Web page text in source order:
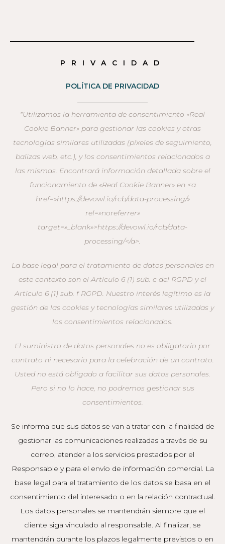
PRIVACIDAD
POLÍTICA DE PRIVACIDAD
*Utilizamos la herramienta de consentimiento «Real
Cookie Banner» para gestionar las cookies y otras
tecnologías similares utilizadas (píxeles de seguimiento,
balizas web, etc.), y los consentimientos relacionados a
las mismas. Encontrará información detallada sobre el
funcionamiento de «Real Cookie Banner» en <a
href=»https://devowl.io/rcb/data-processing/»
rel=»noreferrer»
target=»_blank»>https://devowl.io/rcb/data-
processing/</a>.
La base legal para el tratamiento de datos personales en
este contexto son el Artículo 6 (1) sub. c del RGPD y el
Artículo 6 (1) sub. f RGPD. Nuestro interés legítimo es la
gestión de las cookies y tecnologías similares utilizadas y
los consentimientos relacionados.
El suministro de datos personales no es obligatorio por
contrato ni necesario para la celebración de un contrato.
Usted no está obligado a facilitar sus datos personales.
Pero si no lo hace, no podremos gestionar sus
consentimientos.
Se informa que sus datos se van a tratar con la finalidad de
gestionar las comunicaciones realizadas a través de su
correo, atender a los servicios prestados por el
Responsable y para el envío de información comercial. La
base legal para el tratamiento de los datos se basa en el
consentimiento del interesado o en la relación contractual.
Los datos personales se mantendrán siempre que el
cliente siga vinculado al responsable. Al finalizar, se
mantendrán durante los plazos legalmente previstos o en